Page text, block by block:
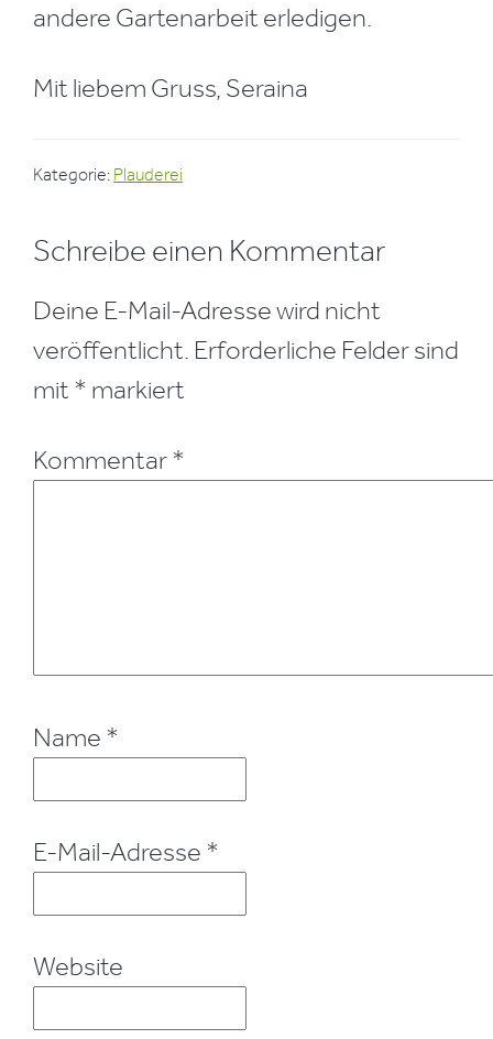
andere Gartenarbeit erledigen.
Mit liebem Gruss, Seraina
Kategorie: Plauderei
Leser-
Schreibe einen Kommentar
Deine E-Mail-Adresse wird nicht
veröffentlicht. Erforderliche Felder sind
mit * markiert
Kommentar *
Name *
E-Mail-Adresse *
Website